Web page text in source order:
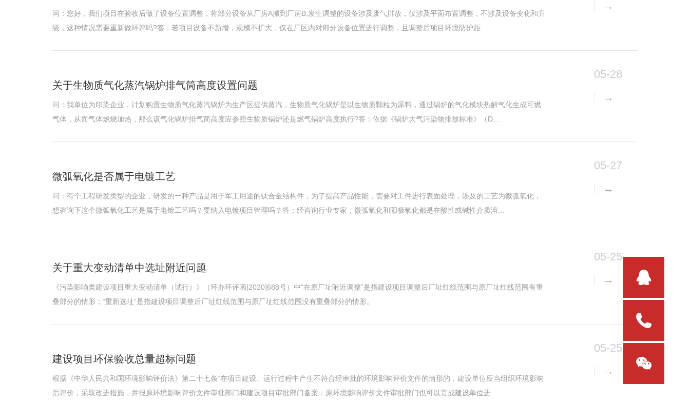
问：您好，我们项目在验收后做了设备位置调整，将部分设备从厂房A搬到厂房B,发生调整的设备涉及废气排放，仅涉及平面布置调整，不涉及设备变化和升
级，这种情况需要重新做环评吗?答：若项目设备不新增，规模不扩大，仅在厂区内对部分设备位置进行调整，且调整后项目环境防护距...
关于生物质气化蒸汽锅炉排气筒高度设置问题
05-28
问：我单位为印染企业，计划购置生物质气化蒸汽锅炉为生产区提供蒸汽，生物质气化锅炉是以生物质颗粒为原料，通过锅炉的气化模块热解气化生成可燃
气体，从而气体燃烧加热，那么该气化锅炉排气简高度应参照生物质锅炉还是燃气锅炉高度执行?答：依据《锅炉大气污染物排放标准》（D...
微弧氧化是否属于电镀工艺
05-27
问：有个工程研发类型的企业，研发的一种产品是用于军工用途的钛合金结构件，为了提高产品性能，需要对工件进行表面处理，涉及的工艺为微弧氧化，
想咨询下这个微弧氧化工艺是属于电镀工艺吗？要纳入电镀项目管理吗？答：经咨询行业专家，微弧氧化和阳极氧化都是在酸性或碱性介质溶...
关于重大变动清单中选址附近问题
05-25
《污染影响类建设项目重大变动清单（试行）》（环办环评函[2020]688号）中“在原厂址附近调整”是指建设项目调整后厂址红线范围与原厂址红线范围有重
叠部分的情形；“重新选址”是指建设项目调整后厂址红线范围与原厂址红线范围没有重叠部分的情形。
建设项目环保验收总量超标问题
05-25
根据《中华人民共和国环境影响评价法》第二十七条“在项目建设、运行过程中产生不符合经审批的环境影响评价文件的情形的，建设单位应当组织环境影响
后评价，采取改进措施，并报原环境影响评价文件审批部门和建设项目审批部门备案；原环境影响评价文件审批部门也可以责成建设单位进...